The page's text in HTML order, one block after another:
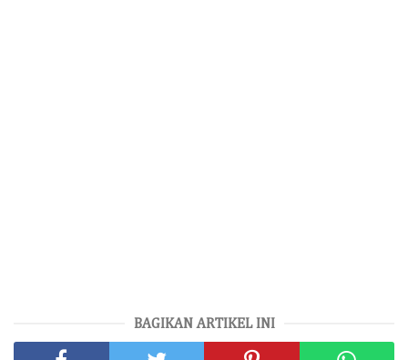
BAGIKAN ARTIKEL INI